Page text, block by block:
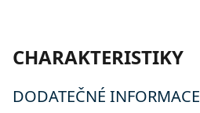
CHARAKTERISTIKY
DODATEČNÉ INFORMACE